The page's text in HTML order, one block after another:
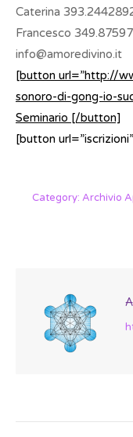
Caterina
Francesco
info@amoredivino.it
[button url=”http://
sonoro-di-gong-io-
Seminario [/button]
[button
Category: Archivio